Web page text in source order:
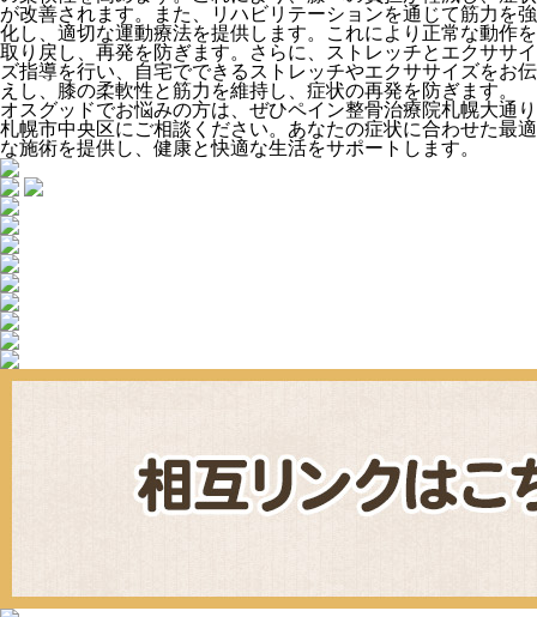
が改善されます。また、リハビリテーションを通じて筋力を強
化し、適切な運動療法を提供します。これにより正常な動作を
取り戻し、再発を防ぎます。さらに、ストレッチとエクササイ
ズ指導を行い、自宅でできるストレッチやエクササイズをお伝
えし、膝の柔軟性と筋力を維持し、症状の再発を防ぎます。
オスグッドでお悩みの方は、ぜひペイン整骨治療院札幌大通り
札幌市中央区にご相談ください。あなたの症状に合わせた最適
な施術を提供し、健康と快適な生活をサポートします。